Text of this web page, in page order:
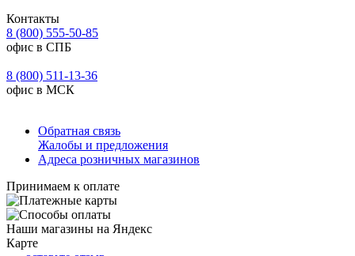
Контакты
8 (800) 555-50-85
офис в СПБ
8 (800) 511-13-36
офис в МСК
Обратная связь
Жалобы и предложения
Адреса розничных магазинов
Принимаем к оплате
Наши магазины на Яндекс
Карте